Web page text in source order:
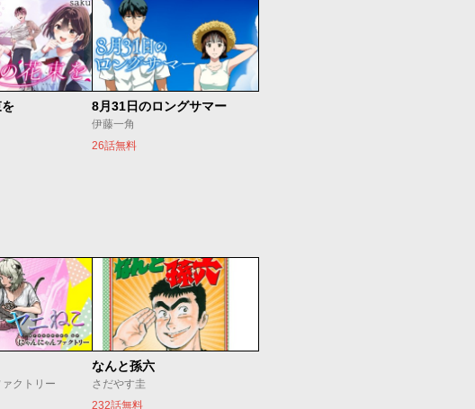
8月31日のロングサマー
伊藤一角
26話無料
クトリー
なんと孫六
さだやす圭
232話無料